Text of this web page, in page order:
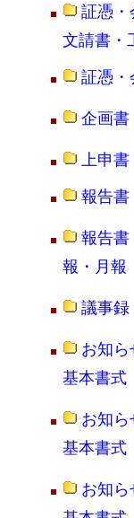
証憑
文請書・
証憑
企画書
上申書
報告書
報告
報・月報
議事録
お知
基本書式
お知
基本書式
お知